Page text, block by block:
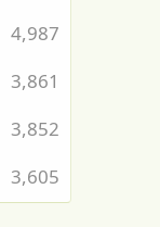
4,987
3,861
3,852
3,605